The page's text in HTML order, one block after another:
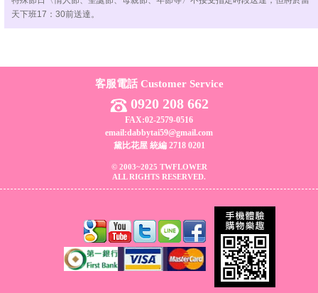
天下班17：30前送達。
客服電話 Customer Service
0920 208 662
FAX:02-2579-0516
email:dabbytai59@gmail.com
黛比花屋 統編 2718 0201
© 2003~2025 TWFLOWER
ALL RIGHTS RESERVED.